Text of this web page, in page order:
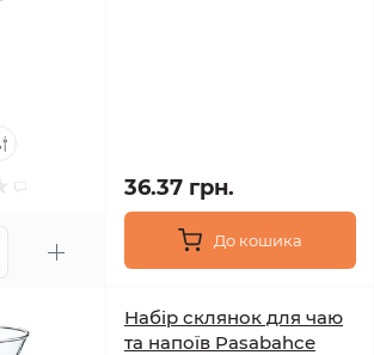
36.37 грн.
До кошика
Набір склянок для чаю
та напоїв Pasabahce